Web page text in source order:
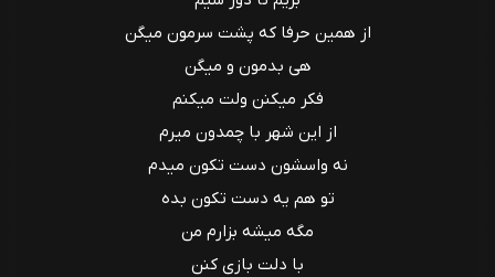
از همین حرفا که پشت سرمون میگن
هی بدمون و میگن
فکر میکنن ولت میکنم
از این شهر با چمدون میرم
نه واسشون دست تکون میدم
تو هم یه دست تکون بده
مگه میشه بزارم من
با دلت بازی کنن